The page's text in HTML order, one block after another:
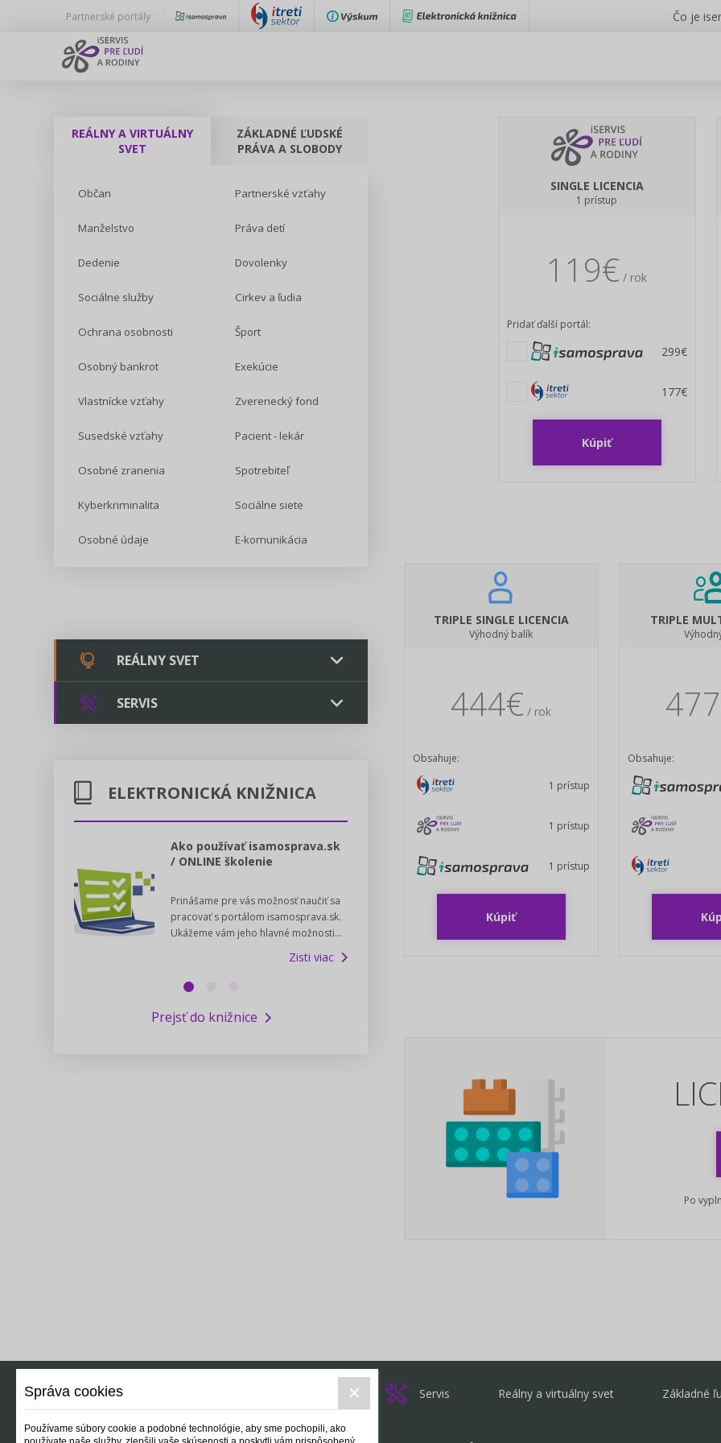
Partnerské portály Čo je
REÁLNY A VIRTUÁLNY
SVET
ZÁKLADNÉ ĽUDSKÉ
PRÁVA A SLOBODY
Občan Partnerské vzťahy
Manželstvo Práva detí
Dedenie Dovolenky
Sociálne služby Cirkev a ľudia
Ochrana osobnosti Šport
Osobný bankrot Exekúcie
Vlastnícke vzťahy Zverenecký fond
Susedské vzťahy Pacient - lekár
Osobné zranenia Spotrebiteľ
Kyberkriminalita Sociálne siete
Osobné údaje E-komunikácia
REÁLNY SVET
Chovateľstvo a veterinárstvo
Doprava
Poštové služby
Potravinárstvo
Poľovníctvo a lesy
SERVIS
Kontakt
Zákony pre ľudí
Pomoc v núdzi - kontakty na úrady
Výskumný inštitút iservispreludi.sk
ELEKTRONICKÁ KNIŽNICA
Ako používať isamosprava.sk
/ ONLINE školenie
Prinášame pre vás možnosť naučiť sa
pracovať s portálom isamosprava.sk.
Ukážeme vám jeho hlavné možnosti...
Zisti viac
manuál voľby 2022
kandidátov na funkciu poslanca a
Prejsť do knižnice
SINGLE LICENCIA
1 prístup
119€ / rok
Pridať ďalší portál:
299€
177€
Kúpiť
TRIPLE SINGLE LICENCIA
Výhodný balík
444€ / rok
Obsahuje:
1 prístup
1 prístup
1 prístup
Kúpiť
TRIPLE
Obsahuje:
Po
Servis Reálny a virtuálny svet Základné
Správa cookies
Používame súbory cookie a podobné technológie, aby sme pochopili, ako